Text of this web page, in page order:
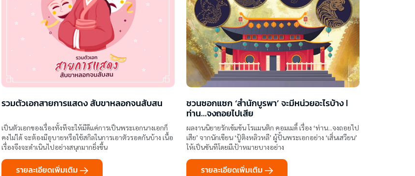
รวมตัวเอกสายการแสดง สับขาหลอกจนสับสน
เป็นตัวเอกของเรื่องทั้งทีจะให้มีดีแค่การเป็นพระเอกนางเอกก็
คงไม่ได้ จะต้องมีอุบายหรือใช้สกิลในการเอาตัวรอดกันบ้าง เนื้อ
เรื่องจึงจะดำเนินไปอย่างสนุกมากยิ่งขึ้น
รายละเอียดเพิ่มเติม
ชวนซอกแซก ‘สำนักบูรพา’ จะมีหน่วยอะไรบ้าง l
ท่าน...จงถอยไปเสีย
ผลงานนิยายรักเข้มข้น โรแมนติก คอมเมดี้ เรื่อง ‘ท่าน...จงถอยไป
เสีย’ จากนักเขียน ‘ปู้ติงหลิวหลี’ ผู้ปั้นพระเอกอย่าง ‘เสิ่นเสวียน’
ให้เป็นขันทีโดยมีเป้าหมายบางอย่าง
รายละเอียดเพิ่มเติม